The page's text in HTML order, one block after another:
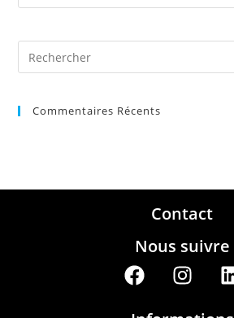
Commentaires Récents
Contact
Nous suivre